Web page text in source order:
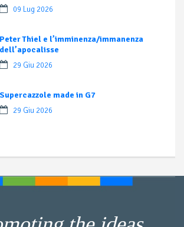
09 Lug 2026
Peter Thiel e l’imminenza/immanenza
dell’apocalisse
29 Giu 2026
Supercazzole made in G7
29 Giu 2026